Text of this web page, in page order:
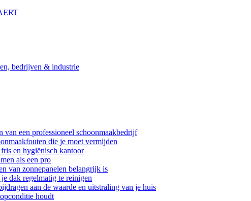
bedrijven & industrie
van een professioneel schoonmaakbedrijf
die je moet vermijden
en hygiënisch kantoor
als een pro
van zonnepanelen belangrijk is
dak regelmatig te reinigen
aan de waarde en uitstraling van je huis
houdt